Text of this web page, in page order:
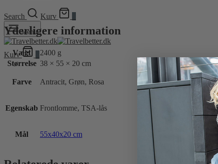
Search Kurv
Menu
Kurv
Yderligere information
Vægt
2400 g
Størrelse 38 × 55 × 20 cm
Farve Antracit, Grøn, Rosa
Egenskab Frontlomme, TSA-lås
Mål 55x40x20 cm